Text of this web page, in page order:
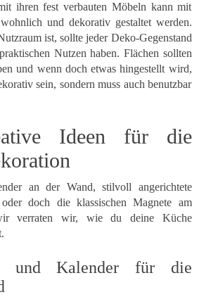
ihren fest verbauten Möbeln kann mit
und dekorativ gestaltet werden.
ist, sollte jeder Deko-Gegenstand
Nutzen haben. Flächen sollten
und wenn doch etwas hingestellt wird,
sein, sondern muss auch benutzbar
Ideen für die
an der Wand, stilvoll angerichtete
oder doch die klassischen Magnete am
verraten wir, wie du deine Küche
und Kalender für die